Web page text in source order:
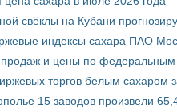
свёклы на Кубани
индексы сахара ПАО
и цены по федеральным
торгов белым сахаром
15 заводов произвели